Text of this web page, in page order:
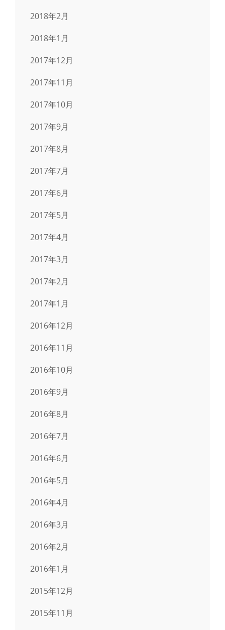
2018年2月
2018年1月
2017年12月
2017年11月
2017年10月
2017年9月
2017年8月
2017年7月
2017年6月
2017年5月
2017年4月
2017年3月
2017年2月
2017年1月
2016年12月
2016年11月
2016年10月
2016年9月
2016年8月
2016年7月
2016年6月
2016年5月
2016年4月
2016年3月
2016年2月
2016年1月
2015年12月
2015年11月